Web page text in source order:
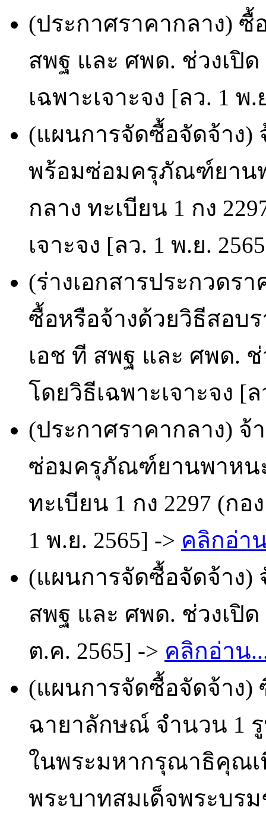
(ประกาศราคากลาง) ซื้
สพฐ และ ศพด. ช่วงเปิ
เฉพาะเจาะจง [ลว. 1 พ
(แผนการจัดซื้อจัดจ้าง)
พร้อมซ่อมครุภัณฑ์ยาน
กลาง ทะเบียน 1 กง
เจาะจง [ลว. 1 พ.ย.
(ร่างเอกสารประกวดรา
ซื้อหรือจ้างด้วยวิธีสอบ
เอช ที สพฐ และ ศพด. ช่
โดยวิธีเฉพาะเจาะจง [
(ประกาศราคากลาง) จ้
ซ่อมครุภัณฑ์ยานพาหน
ทะเบียน 1 กง 2297 (กอ
1 พ.ย. 2565] -> คลิกอ่า
(แผนการจัดซื้อจัดจ้าง)
สพฐ และ ศพด. ช่วงเปิด
ต.ค. 2565] -> คลิกอ่าน
(แผนการจัดซื้อจัดจ้าง)
ฉายาลักษณ์ จำนวน 1
ในพระมหากรุณาธิคุณ
พระบาทสมเด็จพระบร